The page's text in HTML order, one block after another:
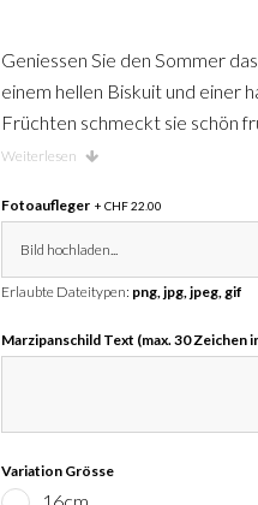
Geniessen Sie den Sommer
einem hellen Biskuit und einer
Früchten schmeckt sie schön
fünf Grössen bestellen: 16 cm
cm sind ideal für 14 Personen.
Weiterlesen
Fotoaufleger + CHF 22.00
Bild hochladen...
Erlaubte Dateitypen: png, jpg, jpeg, gif
Marzipanschild Text (max. 30 Zeichen
Variation Grösse